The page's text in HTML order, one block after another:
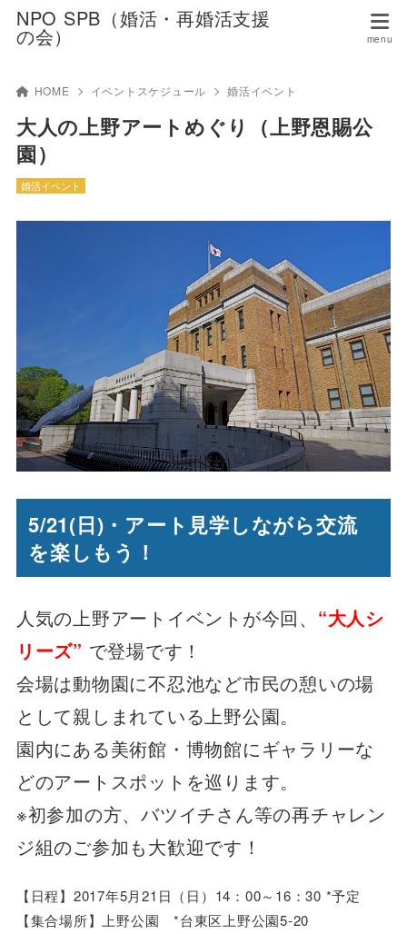
NPO SPB（婚活・再婚活支援
の会）
HOME イベントスケジュール 婚活イベント
大人の上野アートめぐり（上野恩賜公
園）
婚活イベント
5/21(日)・アート見学しながら交流
を楽しもう！
人気の上野アートイベントが今回、 “大人シ
リーズ” で登場です！
会場は動物園に不忍池など市民の憩いの場
として親しまれている上野公園。
園内にある美術館・博物館にギャラリーな
どのアートスポットを巡ります。
※初参加の方、バツイチさん等の再チャレン
ジ組のご参加も大歓迎です！
【日程】2017年5月21日（日）14：00～16：30 *予定
【集合場所】上野公園 *台東区上野公園5-20